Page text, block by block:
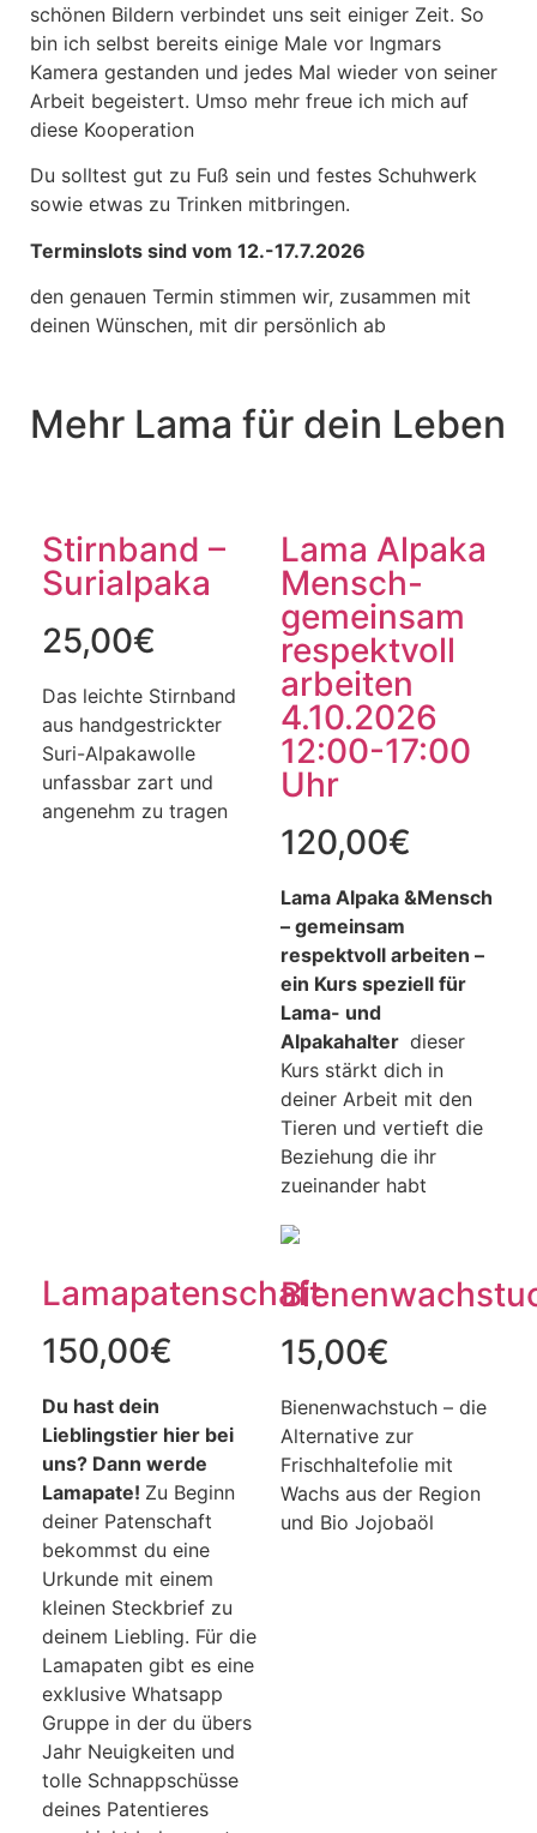
schönen Bildern verbindet uns seit einiger Zeit. So
bin ich selbst bereits einige Male vor Ingmars
Kamera gestanden und jedes Mal wieder von seiner
Arbeit begeistert. Umso mehr freue ich mich auf
diese Kooperation
Du solltest gut zu Fuß sein und festes Schuhwerk
sowie etwas zu Trinken mitbringen.
Terminslots sind vom 12.-17.7.2026
den genauen Termin stimmen wir, zusammen mit
deinen Wünschen, mit dir persönlich ab
Mehr Lama für dein Leben
Stirnband –
Surialpaka
25,00€
Das leichte Stirnband
aus handgestrickter
Suri-Alpakawolle
unfassbar zart und
angenehm zu tragen
Lama Alpaka
Mensch-
gemeinsam
respektvoll
arbeiten
4.10.2026
12:00-17:00
Uhr
120,00€
Lama Alpaka &Mensch
– gemeinsam
respektvoll arbeiten –
ein Kurs speziell für
Lama- und
Alpakahalter dieser
Kurs stärkt dich in
deiner Arbeit mit den
Tieren und vertieft die
Beziehung die ihr
zueinander habt
Lamapatenschaft
150,00€
Du hast dein
Lieblingstier hier bei
uns? Dann werde
Lamapate! Zu Beginn
deiner Patenschaft
bekommst du eine
Urkunde mit einem
kleinen Steckbrief zu
deinem Liebling. Für die
Lamapaten gibt es eine
exklusive Whatsapp
Gruppe in der du übers
Jahr Neuigkeiten und
tolle Schnappschüsse
deines Patentieres
15,00€
Bienenwachstuch – die
Alternative zur
Frischhaltefolie mit
Wachs aus der Region
und Bio Jojobaöl